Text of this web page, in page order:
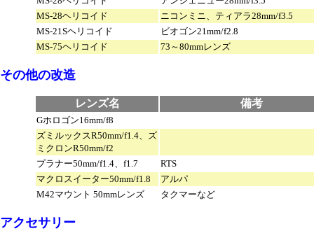
MS-28ヘリコイド
ニコンミニ、ティアラ28mm/f3.5
MS-21Sヘリコイド
ビオゴン21mm/f2.8
MS-75ヘリコイド
73～80mmレンズ
その他の改造
レンズ名 備考
Gホロゴン16mm/f8
ズミルックスR50mm/f1.4、ズ
ミクロンR50mm/f2
プラナー50mm/f1.4、f1.7
RTS
マクロスイーター50mm/f1.8
アルパ
M42マウント 50mmレンズ
タクマーなど
アクセサリー